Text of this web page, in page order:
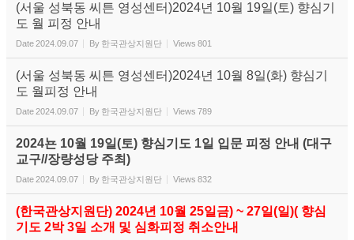
(서울 성북동 씨튼 영성센터)2024년 10월 19일(토) 향심기
도 월 피정 안내
Date2024.09.07 By 한국관상지원단 Views 801
(서울 성북동 씨튼 영성센터)2024년 10월 8일(화) 향심기
도 월피정 안내
Date2024.09.07 By 한국관상지원단 Views 789
2024뇬 10월 19일(토) 향심기도 1일 입문 피정 안내 (대구
교구//장량성당 주최)
Date2024.09.07 By 한국관상지원단 Views 832
(한국관상지원단) 2024년 10월 25일금) ~ 27일(일)( 향심
기도 2박 3일 소개 및 심화피정 취소안내